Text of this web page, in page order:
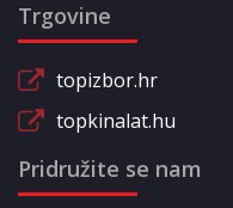
Trgovine
topizbor.hr
topkinalat.hu
Pridružite se nam